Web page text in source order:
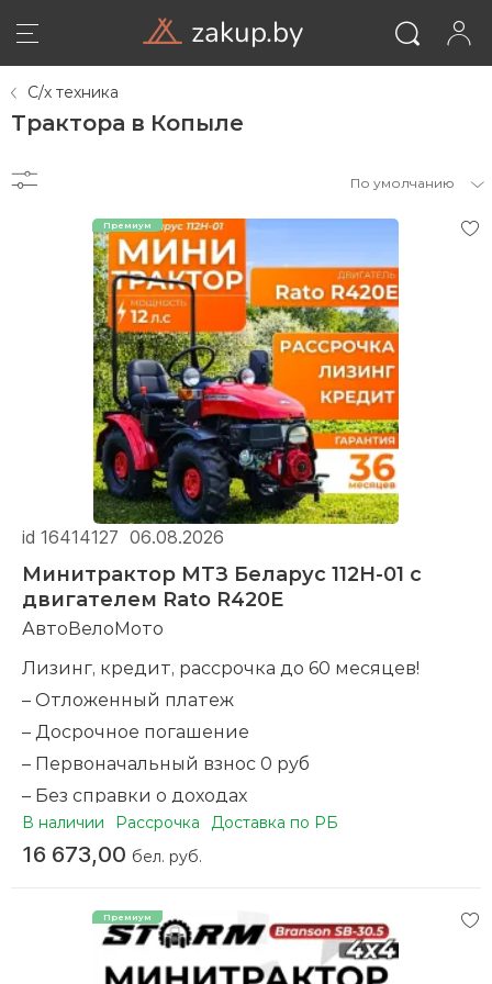
zakup.by
С/х техника
Трактора в Копыле
По умолчанию
id 16414127 06.08.2026
Минитрактор МТЗ Беларус 112H-01 с
двигателем Rato R420E
АвтоВелоМото
Лизинг, кредит, рассрочка до 60 месяцев!
– Отложенный платеж
– Досрочное погашение
– Первоначальный взнос 0 руб
– Без справки о доходах
– Оформление по телефону
– Совершая покупку у нас вы получаете баллы на
Новый. Гарантия. Доставка по всей Беларуси на
дом. Бесплатный тест-драйв.
В наличии Рассрочка Доставка по РБ
16 673,00 бел. руб.